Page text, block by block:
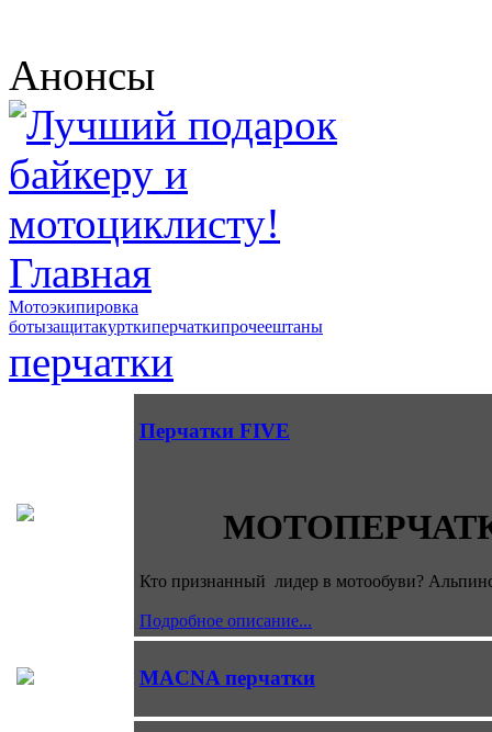
Анонсы
Главная
Мотоэкипировка
ботызащитакурткиперчаткипрочеештаны
перчатки
Перчатки FIVE
Кто признанный лидер в мотообуви?
Подробное описание...
MACNA перчатки